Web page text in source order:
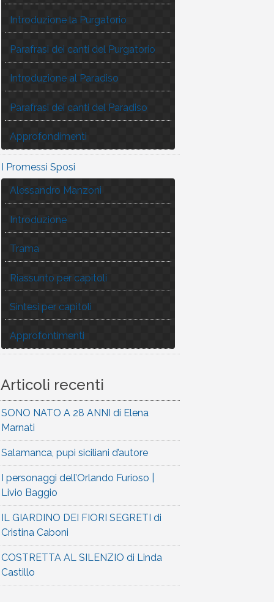
Introduzione la Purgatorio
Parafrasi dei canti del Purgatorio
Introduzione al Paradiso
Parafrasi dei canti del Paradiso
Approfondimenti
I Promessi Sposi
Alessandro Manzoni
Introduzione
Trama
Riassunto per capitoli
Sintesi per capitoli
Approfontimenti
Articoli recenti
SONO NATO A 28 ANNI di Elena
Marnati
Salamanca, pupi siciliani d’autore
I personaggi dell’Orlando Furioso |
Livio Baggio
IL GIARDINO DEI FIORI SEGRETI di
Cristina Caboni
COSTRETTA AL SILENZIO di Linda
Castillo